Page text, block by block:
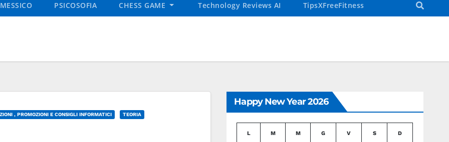
MESSICO PSICOSOFIA CHESS GAME Technology Reviews AI TipsXFreeFitness
, PROMOZIONI E CONSIGLI INFORMATICI TEORIA
Happy New Year 2026
L M M G V S D